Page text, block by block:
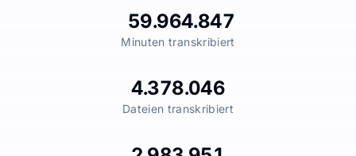
59.964.847
Minuten transkribiert
4.378.046
Dateien transkribiert